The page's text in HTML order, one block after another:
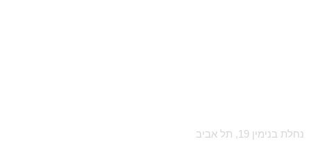
נחלת בנימין 19, תל אביב